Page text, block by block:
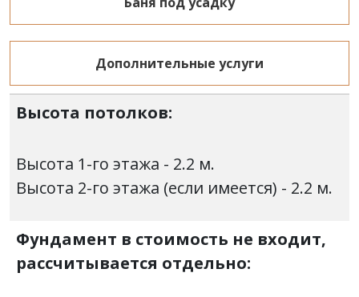
Дополнительные услуги
Высота потолков:
Высота 1-го этажа - 2.2 м.
Высота 2-го этажа (если имеется) - 2.2 м.
Фундамент в стоимость не входит,
рассчитывается отдельно: